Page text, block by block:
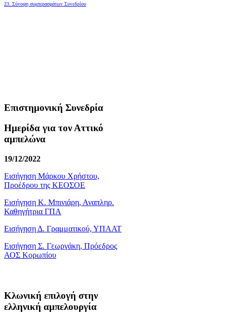
23. Σύνοψη συμπερασμάτων Συνεδρίου
Επιστημονική Συνεδρία
Ημερίδα για τον Αττικό
αμπελώνα
19/12/2022
Εισήγηση Μάρκου Χρήστου,
Προέδρου της ΚΕΟΣΟΕ
Εισήγηση Κ. Μπινιάρη, Αναπληρ.
Καθηγήτρια ΓΠΑ
Εισήγηση Δ. Γραμματικού, ΥΠΑΑΤ
Εισήγηση Σ. Γεωργάκη, Πρόεδρος
ΑΟΣ Κορωπίου
Κλωνική επιλογή στην
ελληνική αμπελουργία